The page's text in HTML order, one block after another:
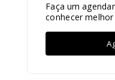
Faça um
conhecer